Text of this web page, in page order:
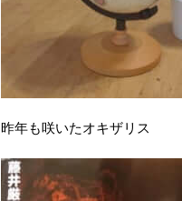
昨年も咲いたオキザリス